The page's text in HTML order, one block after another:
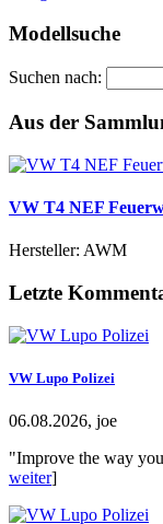
Modellsuche
Suchen nach:
Aus der
VW T4 NEF
Hersteller: AWM
Letzte
VW Lupo Polizei
06.08.2026, joe
"Improve the way
weiter]